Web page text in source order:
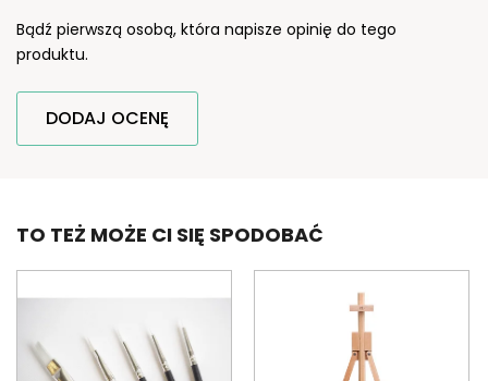
Bądź pierwszą osobą, która napisze opinię do tego
produktu.
DODAJ OCENĘ
TO TEŻ MOŻE CI SIĘ SPODOBAĆ